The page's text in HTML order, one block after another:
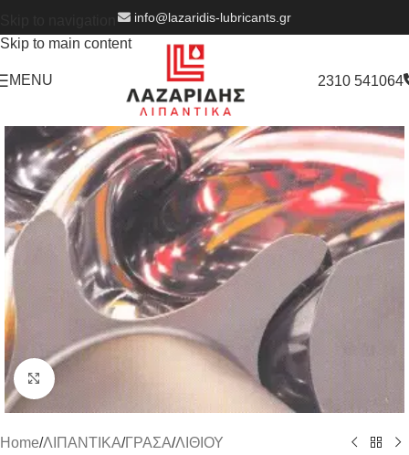
Skip to main content
info@lazaridis-lubricants.gr
MENU 2310 541064
Click to enlarge
Home/ΛΙΠΑΝΤΙΚΑ/ΓΡΑΣΑ/ΛΙΘΙΟΥ